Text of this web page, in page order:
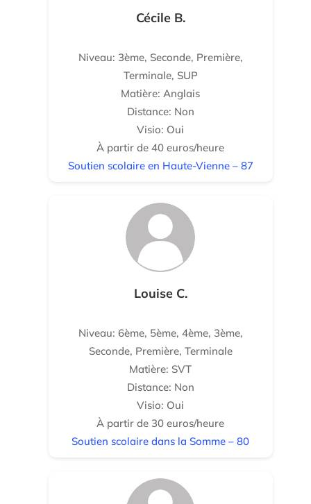
Cécile B.
Niveau: 3ème, Seconde, Première,
Terminale, SUP
Matière: Anglais
Distance: Non
Visio: Oui
À partir de 40 euros/heure
Soutien scolaire en Haute-Vienne – 87
Louise C.
Niveau: 6ème, 5ème, 4ème, 3ème,
Seconde, Première, Terminale
Matière: SVT
Distance: Non
Visio: Oui
À partir de 30 euros/heure
Soutien scolaire dans la Somme – 80